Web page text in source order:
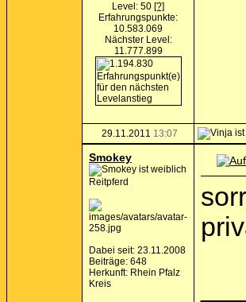
Level: 50 [?]
Erfahrungspunkte:
10.583.069
Nächster Level:
11.777.899
29.11.2011 13:07
Smokey
Reitpferd
Dabei seit: 23.11.2008
Beiträge: 648
Herkunft: Rhein Pfalz
Kreis